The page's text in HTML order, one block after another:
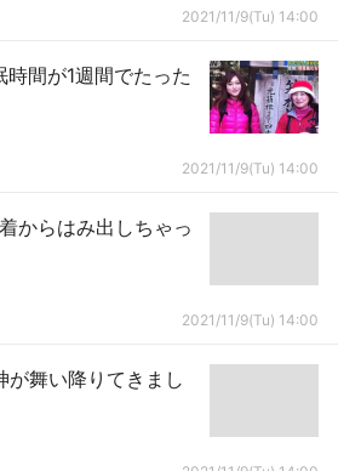
2021/11/9(Tu) 14:00
間が1週間でたった
2021/11/9(Tu) 14:00
からはみ出しちゃっ
2021/11/9(Tu) 14:00
が舞い降りてきまし